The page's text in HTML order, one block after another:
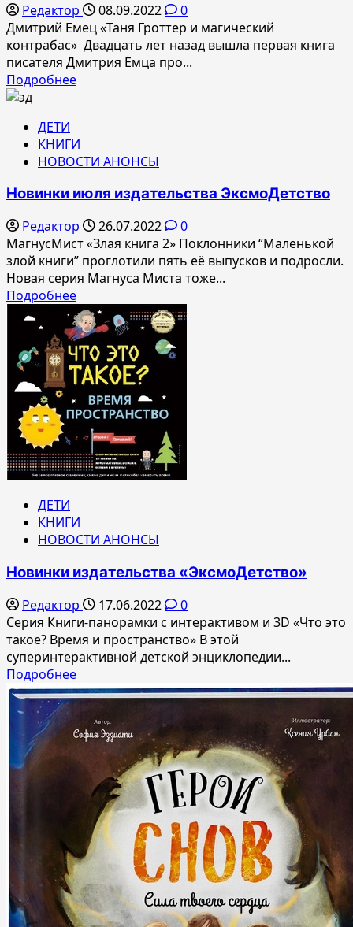
Редактор 08.09.2022
0
Дмитрий Емец «Таня Гроттер и магический
контрабас» Двадцать лет назад вышла первая книга
писателя Дмитрия Емца про...
ПодробнееПрочитать
издательства
«ЭксмоДетство»
ДЕТИ
КНИГИ
НОВОСТИ АНОНСЫ
Новинки июля издательства ЭксмоДетство
Редактор 26.07.2022
0
МагнусМист «Злая книга 2» Поклонники “Маленькой
злой книги” проглотили пять её выпусков и подросли.
Новая серия Магнуса Миста тоже...
ПодробнееПрочитать
больше
о
Новинки
июля
издательства
ЭксмоДетство
ДЕТИ
КНИГИ
НОВОСТИ АНОНСЫ
Новинки издательства «ЭксмоДетство»
Редактор 17.06.2022
0
Серия Книги-панорамки с интерактивом и 3D «Что это
такое? Время и пространство» В этой
суперинтерактивной детской энциклопедии...
ПодробнееПрочитать
больше
Новинки
издательства
«ЭксмоДетство»